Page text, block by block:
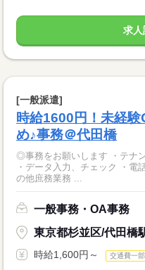
求人
[一般派遣]
時給1600円！未経
め♪事務＠代田橋
◎事務をお願いします ・テナントへの賃料、公共料金等の請求処理
・データ入力、チェック ・電
の他庶務業務 ...
一般事務・OA事務
東京都杉並区/代田橋
時給1,600円～ 交通費一